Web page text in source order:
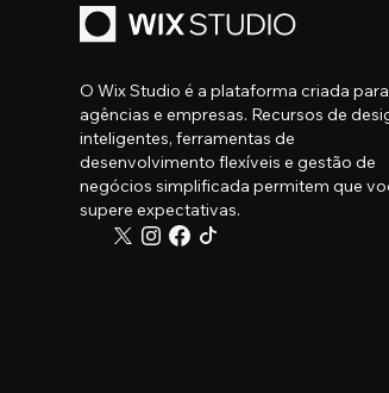
O Wix Studio é a plataforma criada para
agências e empresas. Recursos de
inteligentes, ferramentas de
desenvolvimento flexíveis e gestão de
negócios simplificada permitem que
supere expectativas.